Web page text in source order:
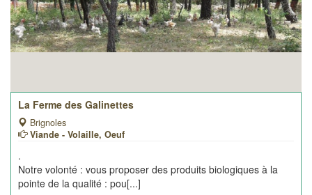
La Ferme des Galinettes
Brignoles
Viande - Volaille, Oeuf
.
Notre volonté : vous proposer des produits biologiques à la
pointe de la qualité : pou[...]